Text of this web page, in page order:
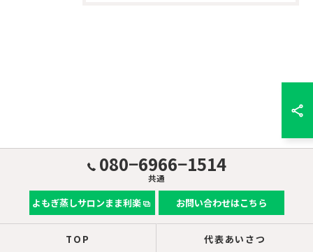
080−6966−1514
共通
よもぎ蒸しサロンまま利楽 お問い合わせはこちら
TOP 代表あいさつ